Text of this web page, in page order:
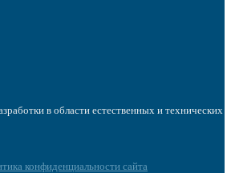
в области естественных и технических
конфиденциальности сайта